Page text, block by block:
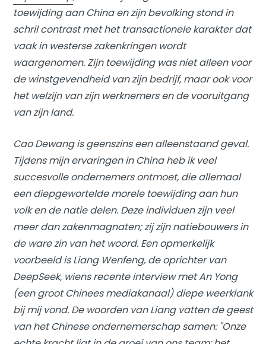
toewijding aan China en zijn bevolking stond in
schril contrast met het transactionele karakter dat
vaak in westerse zakenkringen wordt
waargenomen. Zijn toewijding was niet alleen voor
de winstgevendheid van zijn bedrijf, maar ook voor
het welzijn van zijn werknemers en de vooruitgang
van zijn land.
Cao Dewang is geenszins een alleenstaand geval.
Tijdens mijn ervaringen in China heb ik veel
succesvolle ondernemers ontmoet, die allemaal
een diepgewortelde morele toewijding aan hun
volk en de natie delen. Deze individuen zijn veel
meer dan zakenmagnaten; zij zijn natiebouwers in
de ware zin van het woord. Een opmerkelijk
voorbeeld is Liang Wenfeng, de oprichter van
DeepSeek, wiens recente interview met An Yong
(een groot Chinees mediakanaal) diepe weerklank
bij mij vond. De woorden van Liang vatten de geest
van het Chinese ondernemerschap samen: "Onze